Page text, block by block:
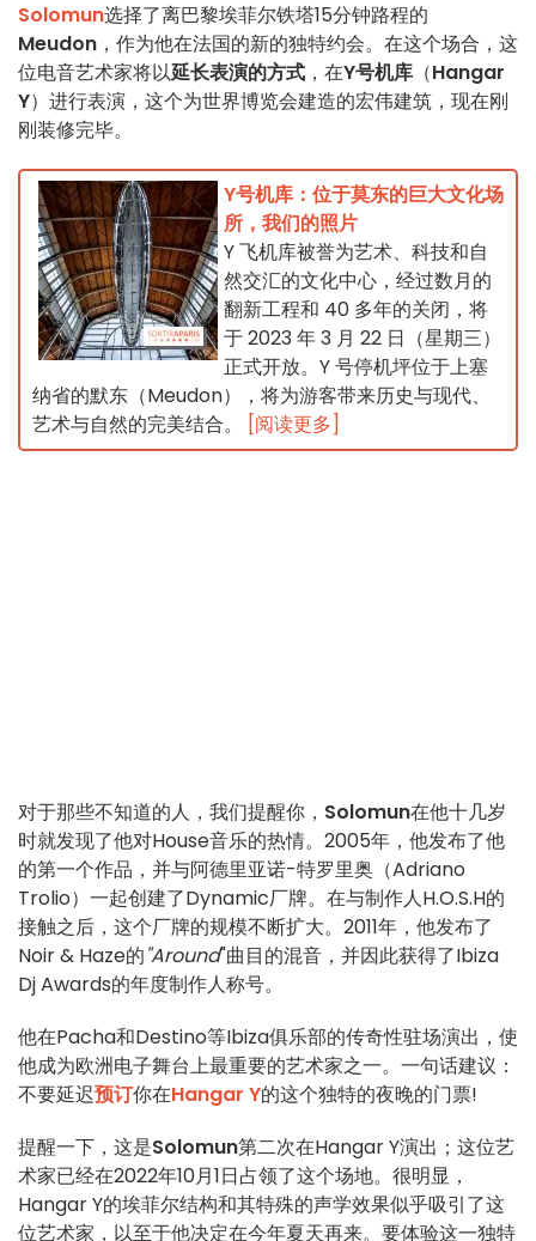
Solomun选择了离巴黎埃菲尔铁塔15分钟路程的
Meudon ，作为他在法国的新的独特约会。在这个场合，这
位电音艺术家将以延长表演的方式 ，在Y号机库 （Hangar
Y）进行表演，这个为世界博览会建造的宏伟建筑，现在刚
刚装修完毕。
Y号机库：位于莫东的巨大文化场
所，我们的照片
Y 飞机库被誉为艺术、科技和自
然交汇的文化中心，经过数月的
翻新工程和 40 多年的关闭，将
于 2023 年 3 月 22 日（星期三）
正式开放。Y 号停机坪位于上塞
纳省的默东（Meudon），将为游客带来历史与现代、
艺术与自然的完美结合。
[阅读更多]
对于那些不知道的人，我们提醒你， Solomun在他十几岁
时就发现了他对House音乐的热情。2005年，他发布了他
的第一个作品，并与阿德里亚诺-特罗里奥（Adriano
Trolio）一起创建了Dynamic厂牌。在与制作人H.O.S.H的
接触之后，这个厂牌的规模不断扩大。2011年，他发布了
Noir & Haze的"Around"曲目的混音，并因此获得了Ibiza
Dj Awards的年度制作人称号。
他在Pacha和Destino等Ibiza俱乐部的传奇性驻场演出，使
他成为欧洲电子舞台上最重要的艺术家之一。一句话建议：
不要延迟预订你在Hangar Y的这个独特的夜晚的门票!
提醒一下，这是Solomun第二次在Hangar Y演出；这位艺
术家已经在2022年10月1日占领了这个场地。很明显，
Hangar Y的埃菲尔结构和其特殊的声学效果似乎吸引了这
位艺术家，以至于他决定在今年夏天再来。要体验这一独特